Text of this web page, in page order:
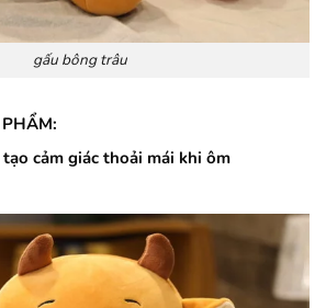
gấu bông trâu
cảm giác thoải mái khi ôm